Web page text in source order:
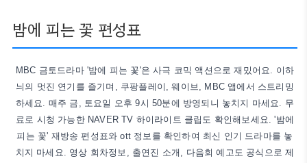
밤에 피는 꽃 편성표
MBC 금토드라마 '밤에 피는 꽃'은 사극 코믹 액션으로 재밌어요. 이하
늬의 멋진 연기를 즐기며, 쿠팡플레이, 웨이브, MBC 앱에서 스트리밍
하세요. 매주 금, 토요일 오후 9시 50분에 방영되니 놓치지 마세요. 무
료로 시청 가능한 NAVER TV 하이라이트 클립도 확인해보세요. '밤에
피는 꽃' 재방송 편성표와 ott 정보를 확인하여 최신 인기 드라마를 놓
치지 마세요. 영상 회차정보, 출연진 소개, 다음회 예고도 공식으로 제